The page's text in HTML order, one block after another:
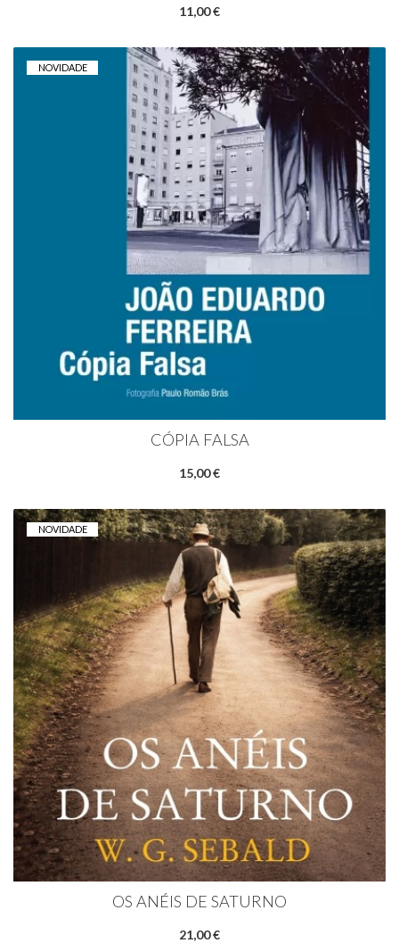
11,00 €
NOVIDADE
CÓPIA FALSA
15,00 €
NOVIDADE
OS ANÉIS DE SATURNO
21,00 €